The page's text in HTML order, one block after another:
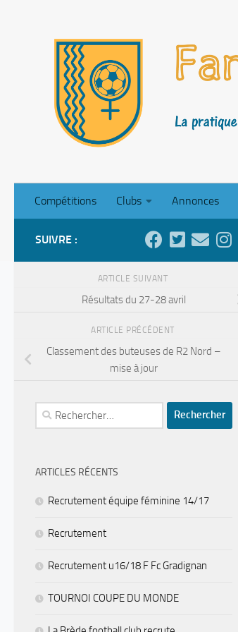
Compétitions Clubs Annonces
SUIVRE :
ARTICLE SUIVANT
Résultats du 27-28 avril
ARTICLE PRÉCÉDENT
Classement des buteuses de R2 Nord –
mise à jour
Rechercher :
ARTICLES RÉCENTS
Recrutement équipe féminine 14/17
Recrutement
Recrutement u16/18 F Fc Gradignan
TOURNOI COUPE DU MONDE